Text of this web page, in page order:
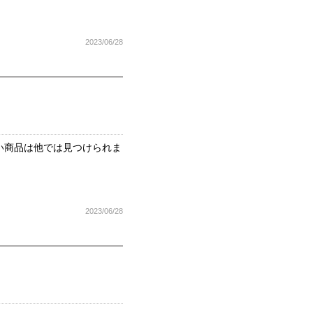
2023/06/28
品は他では見つけられま
2023/06/28